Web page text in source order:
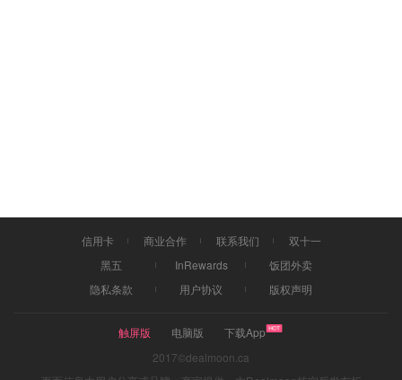
信用卡 商业合作 联系我们
双十一
黑五
InRewards
饭团外卖
隐私条款
用户协议 版权声明
触屏版 电脑版
下载App
2017©dealmoon.ca